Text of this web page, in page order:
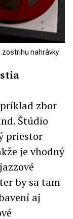
zostrihu nahrávky.
zbor
Štúdio
priestor
je vhodný
by sa tam
aj